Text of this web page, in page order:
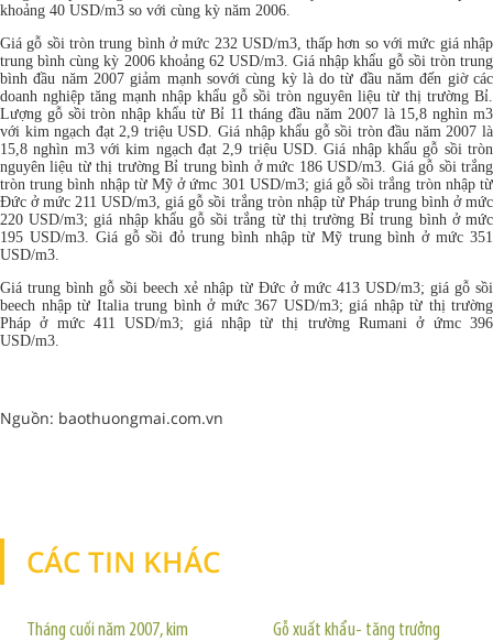
khoảng 40 USD/m3 so với cùng kỳ năm 2006.
Giá gỗ sồi tròn trung bình ở mức 232 USD/m3, thấp hơn so với mức giá nhập
trung bình cùng kỳ 2006 khoảng 62 USD/m3. Giá nhập khẩu gỗ sồi tròn trung
bình đầu năm 2007 giảm mạnh sovới cùng kỳ là do từ đầu năm đến giờ các
doanh nghiệp tăng mạnh nhập khẩu gỗ sồi tròn nguyên liệu từ thị trường Bỉ.
Lượng gỗ sồi tròn nhập khẩu từ Bỉ 11 tháng đầu năm 2007 là 15,8 nghìn m3
với kim ngạch đạt 2,9 triệu USD. Giá nhập khẩu gỗ sồi tròn đầu năm 2007 là
15,8 nghìn m3 với kim ngạch đạt 2,9 triệu USD. Giá nhập khẩu gỗ sồi tròn
nguyên liệu từ thị trường Bỉ trung bình ở mức 186 USD/m3. Giá gỗ sồi trắng
tròn trung bình nhập từ Mỹ ở ứmc 301 USD/m3; giá gỗ sồi trắng tròn nhập từ
Đức ở mức 211 USD/m3, giá gỗ sồi trắng tròn nhập từ Pháp trung bình ở mức
220 USD/m3; giá nhập khẩu gỗ sồi trắng từ thị trường Bỉ trung bình ở mức
195 USD/m3. Giá gỗ sồi đỏ trung bình nhập từ Mỹ trung bình ở mức 351
USD/m3.
Giá trung bình gỗ sồi beech xẻ nhập từ Đức ở mức 413 USD/m3; giá gỗ sồi
beech nhập từ Italia trung bình ở mức 367 USD/m3; giá nhập từ thị trường
Pháp ở mức 411 USD/m3; giá nhập từ thị trường Rumani ở ứmc 396
USD/m3.
Nguồn: baothuongmai.com.vn
CÁC TIN KHÁC
Tháng cuối năm 2007, kim
Gỗ xuất khẩu- tăng trưởng